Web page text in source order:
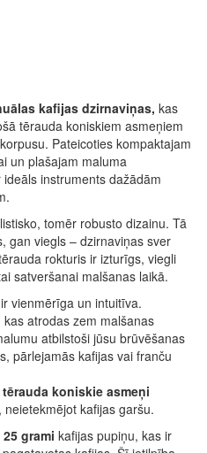
kafijas dzirnaviņas, kas
tērauda koniskiem asmeņiem
Pateicoties kompaktajam
un plašajam maluma
instruments dažādām
tomēr robusto dizainu. Tā
gan viegls – dzirnaviņas sver
rokturis ir izturīgs, viegli
satveršanai malšanas laikā.
ir vienmērīga un intuitīva.
atrodas zem malšanas
atbilstoši jūsu brūvēšanas
pārlejamās kafijas vai franču
koniskie asmeņi
kafijas garšu.
25 grami kafijas pupiņu, kas ir